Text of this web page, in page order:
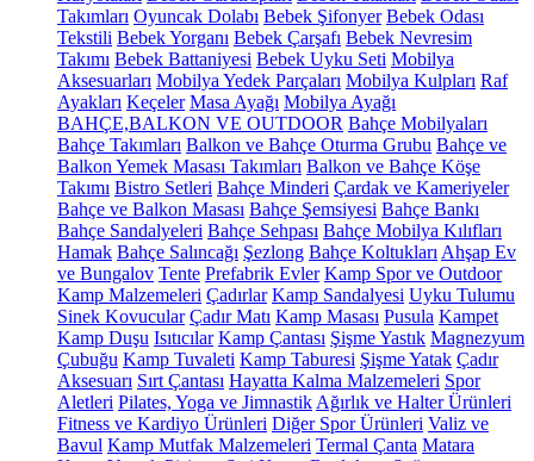
Takımları Oyuncak Dolabı Bebek Şifonyer Bebek Odası
Tekstili Bebek Yorganı Bebek Çarşafı Bebek Nevresim
Takımı Bebek Battaniyesi Bebek Uyku Seti Mobilya
Aksesuarları Mobilya Yedek Parçaları Mobilya Kulpları Raf
Ayakları Keçeler Masa Ayağı Mobilya Ayağı
BAHÇE,BALKON VE OUTDOOR Bahçe Mobilyaları
Bahçe Takımları Balkon ve Bahçe Oturma Grubu Bahçe ve
Balkon Yemek Masası Takımları Balkon ve Bahçe Köşe
Takımı Bistro Setleri Bahçe Minderi Çardak ve Kameriyeler
Bahçe ve Balkon Masası Bahçe Şemsiyesi Bahçe Bankı
Bahçe Sandalyeleri Bahçe Sehpası Bahçe Mobilya Kılıfları
Hamak Bahçe Salıncağı Şezlong Bahçe Koltukları Ahşap Ev
ve Bungalov Tente Prefabrik Evler Kamp Spor ve Outdoor
Kamp Malzemeleri Çadırlar Kamp Sandalyesi Uyku Tulumu
Sinek Kovucular Çadır Matı Kamp Masası Pusula Kampet
Kamp Duşu Isıtıcılar Kamp Çantası Şişme Yastık Magnezyum
Çubuğu Kamp Tuvaleti Kamp Taburesi Şişme Yatak Çadır
Aksesuarı Sırt Çantası Hayatta Kalma Malzemeleri Spor
Aletleri Pilates, Yoga ve Jimnastik Ağırlık ve Halter Ürünleri
Fitness ve Kardiyo Ürünleri Diğer Spor Ürünleri Valiz ve
Bavul Kamp Mutfak Malzemeleri Termal Çanta Matara